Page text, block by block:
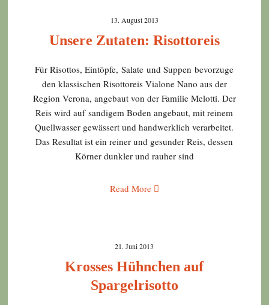
13. August 2013
Unsere Zutaten: Risottoreis
Für Risottos, Eintöpfe, Salate und Suppen bevorzuge
den klassischen Risottoreis Vialone Nano aus der
Region Verona, angebaut von der Familie Melotti. Der
Reis wird auf sandigem Boden angebaut, mit reinem
Quellwasser gewässert und handwerklich verarbeitet.
Das Resultat ist ein reiner und gesunder Reis, dessen
Körner dunkler und rauher sind
Read More
21. Juni 2013
Krosses Hühnchen auf
Spargelrisotto